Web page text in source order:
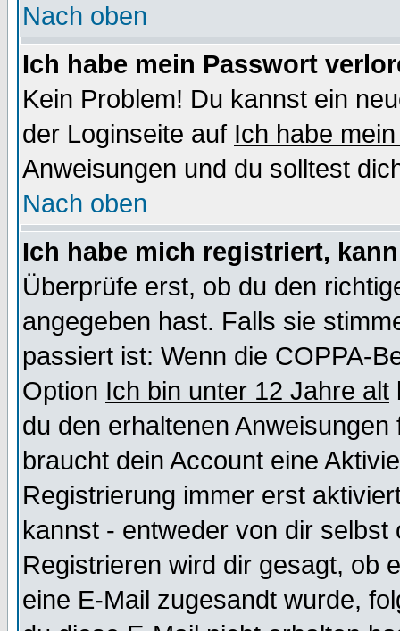
Nach oben
Ich habe mein Passwort
Kein Problem! Du kannst ein
der Loginseite auf Ich habe
Anweisungen und du solltest
Nach oben
Ich habe mich registriert,
Überprüfe erst, ob du den
angegeben hast. Falls sie
passiert ist: Wenn die COPPA-
Option Ich bin unter 12 Jahre alt
du den erhaltenen
braucht dein Account eine
Registrierung immer erst
kannst - entweder von dir selbst
Registrieren wird dir gesagt, ob
eine E-Mail zugesandt wurde,